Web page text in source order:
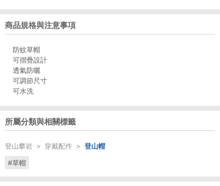
商品規格與注意事項
防蚊草帽
可摺疊設計
透氣防曬
可調節尺寸
可水洗
所屬分類與相關標籤
登山攀岩 > 穿戴配件 > 登山帽
#草帽